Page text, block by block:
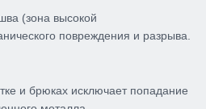
(зона высокой
повреждения и разрыва.
и брюках исключает попадание